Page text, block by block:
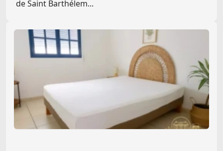
de Saint Barthélem...